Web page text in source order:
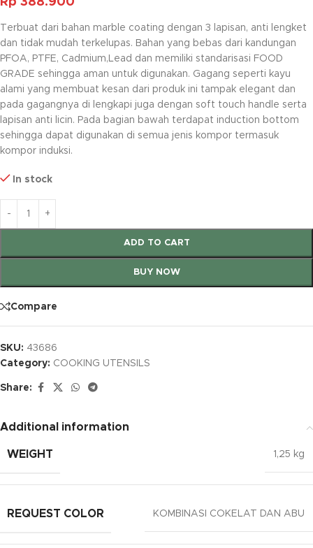
Terbuat dari bahan marble coating dengan 3 lapisan, anti lengket
dan tidak mudah terkelupas. Bahan yang bebas dari kandungan
PFOA, PTFE, Cadmium,Lead dan memiliki standarisasi FOOD
GRADE sehingga aman untuk digunakan. Gagang seperti kayu
alami yang membuat kesan dari produk ini tampak elegant dan
pada gagangnya di lengkapi juga dengan soft touch handle serta
lapisan anti licin. Pada bagian bawah terdapat induction bottom
sehingga dapat digunakan di semua jenis kompor termasuk
kompor induksi.
In stock
ADD TO CART
BUY NOW
Compare
SKU: 43686
Category: COOKING UTENSILS
Share:
Additional information
WEIGHT 1,25 kg
REQUEST COLOR KOMBINASI COKELAT DAN ABU